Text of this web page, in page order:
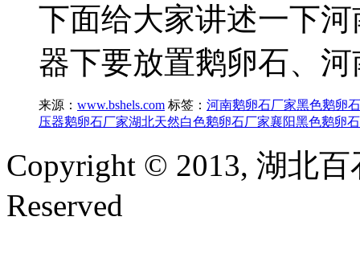
下面给大家讲述一下
器下要放置鹅卵石、
来源： www.bshels.com 标签： 河南鹅卵石厂家黑色鹅卵
压器鹅卵石厂家湖北天然白色鹅卵石厂家襄阳黑色鹅卵石
Copyright © 2013, 湖北
Reserved